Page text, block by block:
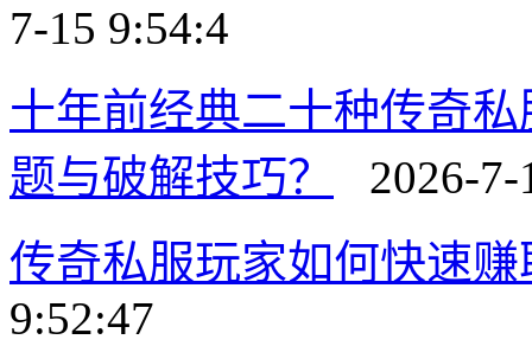
7-15 9:54:4
十年前经典二十种传奇
题与破解技巧？
2026-7-
传奇私服玩家如何快速
9:52:47